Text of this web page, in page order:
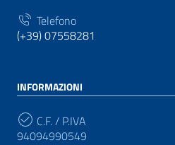
Telefono
(+39) 07558281
INFORMAZIONI
C.F. / P.IVA
94094990549